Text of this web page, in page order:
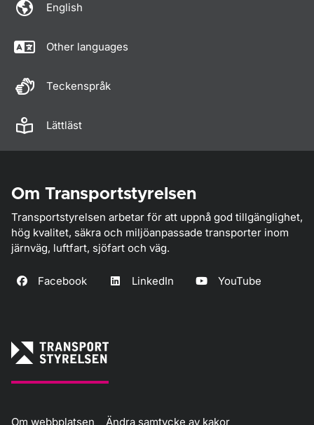
English
Other languages
Teckenspråk
Lättläst
Om Transportstyrelsen
Transportstyrelsen arbetar för att uppnå god tillgänglighet,
hög kvalitet, säkra och miljöanpassade transporter inom
järnväg, luftfart, sjöfart och väg.
Facebook LinkedIn YouTube
Om webbplatsen Ändra samtycke av kakor